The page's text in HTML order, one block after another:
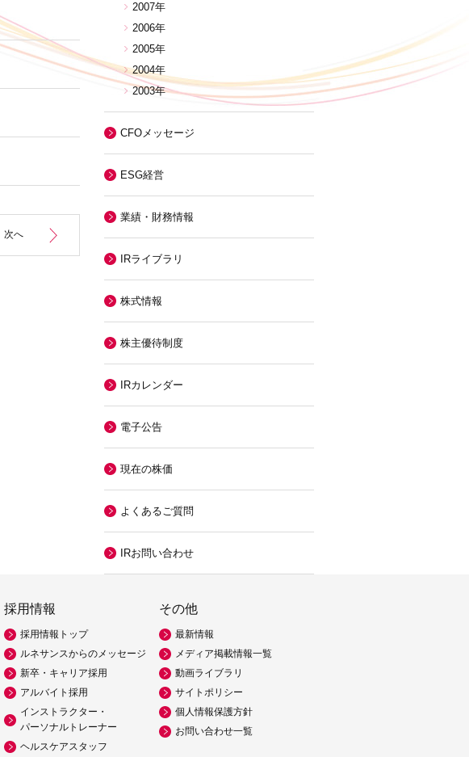
次へ
2007年
2006年
2005年
2004年
2003年
CFOメッセージ
ESG経営
業績・財務情報
IRライブラリ
株式情報
株主優待制度
IRカレンダー
電子公告
現在の株価
よくあるご質問
IRお問い合わせ
採用情報
採用情報トップ
ルネサンスからのメッセージ
新卒・キャリア採用
アルバイト採用
インストラクター・
パーソナルトレーナー
ヘルスケアスタッフ
その他
最新情報
メディア掲載情報一覧
動画ライブラリ
サイトポリシー
個人情報保護方針
お問い合わせ一覧